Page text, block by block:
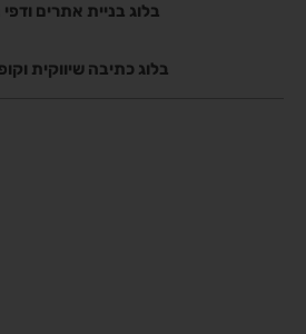
בלוג בניית אתרים
בלוג כתיבה שיווקית